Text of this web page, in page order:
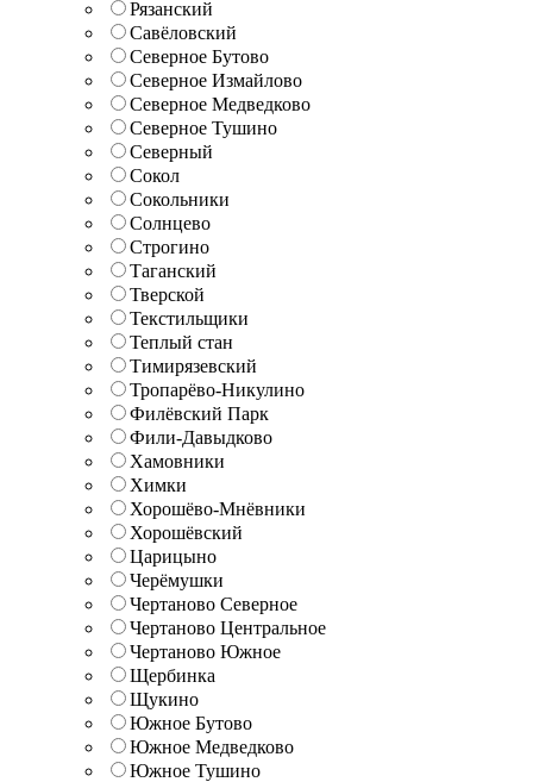
Рязанский
Савёловский
Северное Бутово
Северное Измайлово
Северное Медведково
Северное Тушино
Северный
Сокол
Сокольники
Солнцево
Строгино
Таганский
Тверской
Текстильщики
Теплый стан
Тимирязевский
Тропарёво-Никулино
Филёвский Парк
Фили-Давыдково
Хамовники
Химки
Хорошёво-Мнёвники
Хорошёвский
Царицыно
Черёмушки
Чертаново Северное
Чертаново Центральное
Чертаново Южное
Щербинка
Щукино
Южное Бутово
Южное Медведково
Южное Тушино